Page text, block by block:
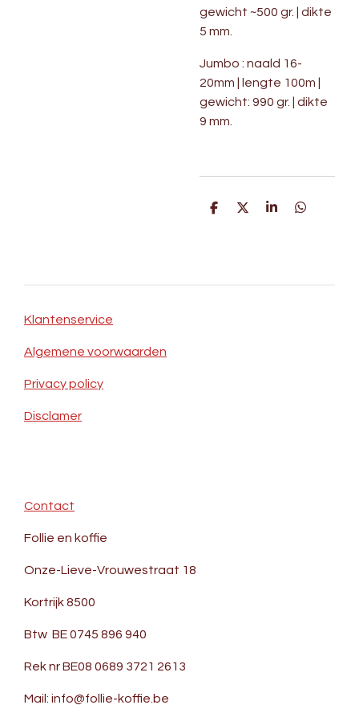
gewicht ~500 gr. | dikte
5 mm.
Jumbo : naald 16-
20mm | lengte 100m |
gewicht: 990 gr. | dikte
9 mm.
D
D
S
D
Klantenservice
Algemene voorwaarden
Privacy policy
Disclamer
Contact
Follie en koffie
Onze-Lieve-Vrouwestraat 18
Kortrijk 8500
Btw BE 0745 896 940
Rek nr BE08 0689 3721 2613
Mail: info@follie-koffie.be